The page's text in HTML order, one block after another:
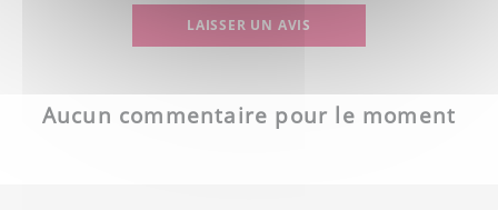
LAISSER UN AVIS
Aucun commentaire pour le moment